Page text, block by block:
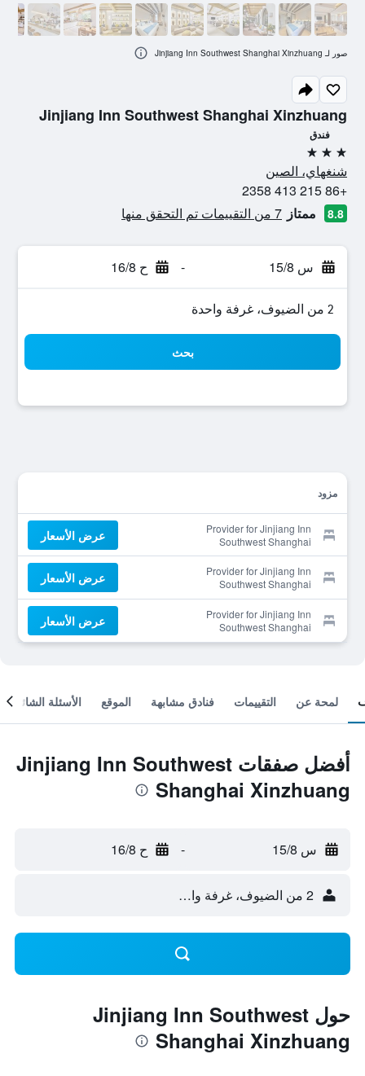
Jinjiang Inn Southwest Shanghai Xinzhuang
فندق
3 نجوم
شنغهاي، الصين
+86 215 413 2358
8.8 ممتاز 7 من التقييمات تم التحقق منها
س 15/8 - ح 16/8
2 من الضيوف، غرفة واحدة
بحث
مزود
Provider for Jinjiang Inn
Southwest Shanghai
Xinzhuang
عرض الأسعار
Provider for Jinjiang Inn
Southwest Shanghai
Xinzhuang
عرض الأسعار
Provider for Jinjiang Inn
Southwest Shanghai
Xinzhuang
عرض الأسعار
صور لـ Jinjiang Inn Southwest Shanghai Xinzhuang
لمحة عن التقييمات فنادق مشابهة الموقع الأسئلة الشائعة
أفضل صفقات Jinjiang Inn Southwest
Shanghai Xinzhuang
س 15/8 - ح 16/8
2 من الضيوف، غرفة واحدة
حول Jinjiang Inn Southwest
Shanghai Xinzhuang